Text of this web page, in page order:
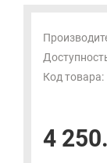
Код товара:
4